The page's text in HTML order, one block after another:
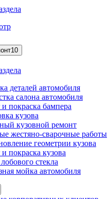
10
деталей автомобиля
салона автомобиля
покраска бампера
кузова
кузовной ремонт
жестяно-сварочные работы
геометрии кузова
покраска кузова
стекла
мойка автомобиля